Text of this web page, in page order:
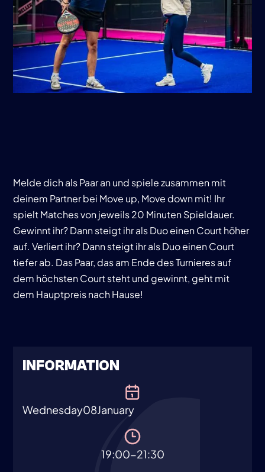
Melde dich als Paar an und spiele zusammen mit
deinem Partner bei Move up, Move down mit! Ihr
spielt Matches von jeweils 20 Minuten Spieldauer.
Gewinnt ihr? Dann steigt ihr als Duo einen Court höher
auf. Verliert ihr? Dann steigt ihr als Duo einen Court
tiefer ab. Das Paar, das am Ende des Turnieres auf
dem höchsten Court steht und gewinnt, geht mit
dem Hauptpreis nach Hause!
INFORMATION
Wednesday08January
19:00-21:30